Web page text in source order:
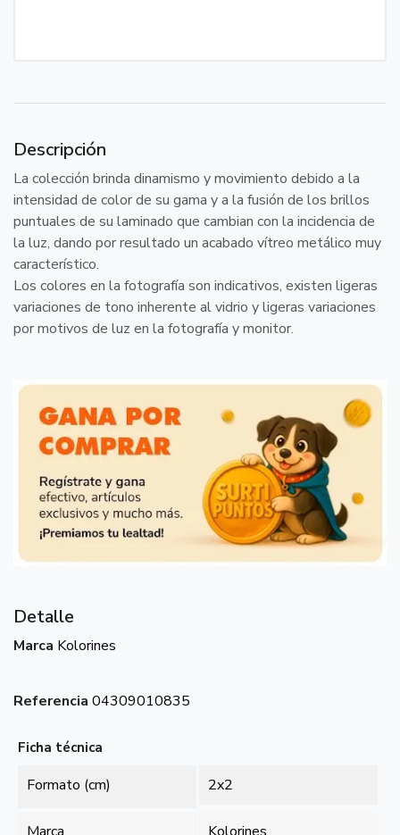
Descripción
La colección brinda dinamismo y movimiento debido a la
intensidad de color de su gama y a la fusión de los brillos
puntuales de su laminado que cambian con la incidencia de
la luz, dando por resultado un acabado vítreo metálico muy
característico.
Los colores en la fotografía son indicativos, existen ligeras
variaciones de tono inherente al vidrio y ligeras variaciones
por motivos de luz en la fotografía y monitor.
Detalle
Marca Kolorines
Referencia 04309010835
Ficha técnica
Formato (cm) 2x2